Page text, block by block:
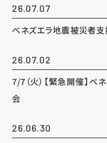
26.07.07
ベネズエラ地震被災者
26.07.02
7/7（火）【緊急開催】
会
26.06.30